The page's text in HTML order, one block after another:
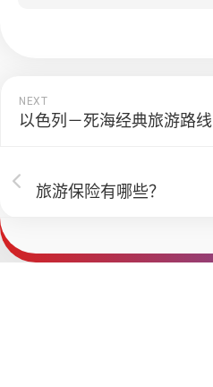
NEXT
以色列－死海经典旅游路线
旅游保险有哪些？